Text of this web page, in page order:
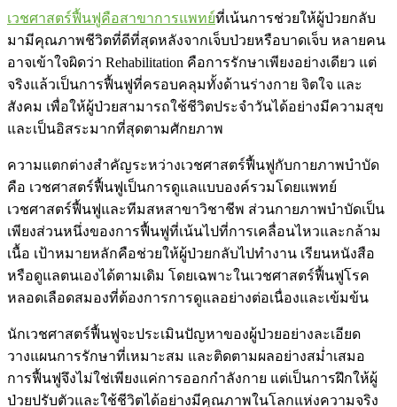
เวชศาสตร์ฟื้นฟูคือสาขาการแพทย์ที่เน้นการช่วยให้ผู้ป่วยกลับ
มามีคุณภาพชีวิตที่ดีที่สุดหลังจากเจ็บป่วยหรือบาดเจ็บ หลายคน
อาจเข้าใจผิดว่า Rehabilitation คือการรักษาเพียงอย่างเดียว แต่
จริงแล้วเป็นการฟื้นฟูที่ครอบคลุมทั้งด้านร่างกาย จิตใจ และ
สังคม เพื่อให้ผู้ป่วยสามารถใช้ชีวิตประจำวันได้อย่างมีความสุข
และเป็นอิสระมากที่สุดตามศักยภาพ
ความแตกต่างสำคัญระหว่างเวชศาสตร์ฟื้นฟูกับกายภาพบำบัด
คือ เวชศาสตร์ฟื้นฟูเป็นการดูแลแบบองค์รวมโดยแพทย์
เวชศาสตร์ฟื้นฟูและทีมสหสาขาวิชาชีพ ส่วนกายภาพบำบัดเป็น
เพียงส่วนหนึ่งของการฟื้นฟูที่เน้นไปที่การเคลื่อนไหวและกล้าม
เนื้อ เป้าหมายหลักคือช่วยให้ผู้ป่วยกลับไปทำงาน เรียนหนังสือ
หรือดูแลตนเองได้ตามเดิม โดยเฉพาะในเวชศาสตร์ฟื้นฟูโรค
หลอดเลือดสมองที่ต้องการการดูแลอย่างต่อเนื่องและเข้มข้น
นักเวชศาสตร์ฟื้นฟูจะประเมินปัญหาของผู้ป่วยอย่างละเอียด
วางแผนการรักษาที่เหมาะสม และติดตามผลอย่างสม่ำเสมอ
การฟื้นฟูจึงไม่ใช่เพียงแค่การออกกำลังกาย แต่เป็นการฝึกให้ผู้
ป่วยปรับตัวและใช้ชีวิตได้อย่างมีคุณภาพในโลกแห่งความจริง